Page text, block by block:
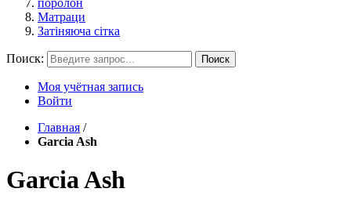
поролон
Матраци
Затіняюча сітка
Поиск: Поиск
Моя учётная запись
Войти
Главная /
Garcia Ash
Garcia Ash